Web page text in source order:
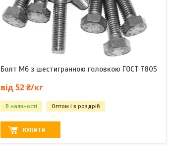
Болт М6 з шестигранною головкою ГОСТ 7805
від 52 ₴/кг
В наявності Оптом і в роздріб
КУПИТИ